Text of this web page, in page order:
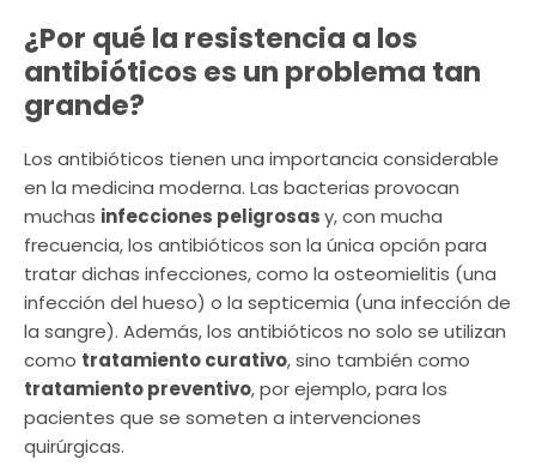
¿Por qué la resistencia a los
antibióticos es un problema tan
grande?
Los antibióticos tienen una importancia considerable
en la medicina moderna. Las bacterias provocan
muchas infecciones peligrosasy, con mucha
frecuencia, los antibióticos son la única opción para
tratar dichas infecciones, como la osteomielitis (una
infección del hueso) o la septicemia (una infección de
la sangre). Además, los antibióticos no solo se utilizan
como tratamiento curativo, sino también como
tratamiento preventivo, por ejemplo, para los
pacientes que se someten a intervenciones
quirúrgicas.